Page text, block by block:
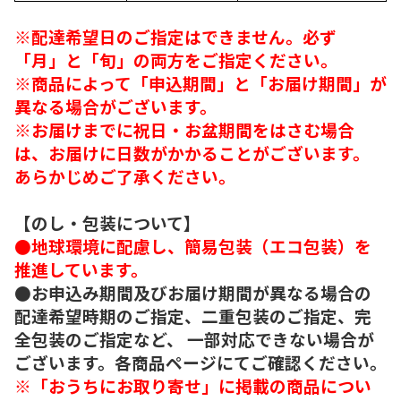
※配達希望日のご指定はできません。必ず
「月」と「旬」の両方をご指定ください。
※商品によって「申込期間」と「お届け期間」が
異なる場合がございます。
※お届けまでに祝日・お盆期間をはさむ場合
は、お届けに日数がかかることがございます。
あらかじめご了承ください。
【のし・包装について】
●地球環境に配慮し、簡易包装（エコ包装）を
推進しています。
●お申込み期間及びお届け期間が異なる場合の
配達希望時期のご指定、二重包装のご指定、完
全包装のご指定など、 一部対応できない場合が
ございます。各商品ページにてご確認ください。
※「おうちにお取り寄せ」に掲載の商品につい